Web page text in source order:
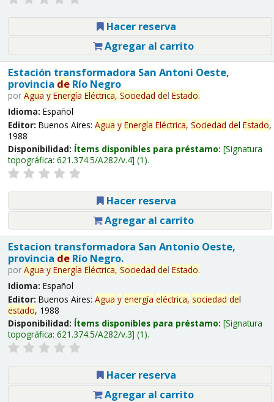
Hacer reserva
Agregar al carrito
Estación transformadora San Antoni Oeste,
provincia deRío Negro
por Agua y Energía Eléctrica, Sociedad del Estado.
Idioma: Español
Editor: Buenos Aires: Agua y Energía Eléctrica, Sociedad del Estado,
1988
Disponibilidad: Ítems disponibles para préstamo: Signatura
topográfica: 621.374.5/A282/v.4 (1).
Hacer reserva
Agregar al carrito
Estacion transformadora San Antonio Oeste,
provincia deRío Negro.
por Agua y Energía Eléctrica, Sociedad del Estado.
Idioma: Español
Editor: Buenos Aires: Agua y energía eléctrica, sociedad del
estado, 1988
Disponibilidad: Ítems disponibles para préstamo: Signatura
topográfica: 621.374.5/A282/v.3 (1).
Hacer reserva
Agregar al carrito